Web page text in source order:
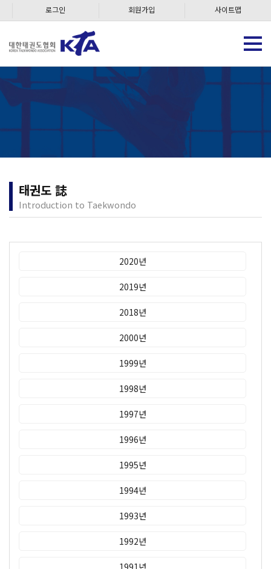
로그인 회원가입 사이트맵
태권도 誌
Introduction to Taekwondo
2020년
2019년
2018년
2000년
1999년
1998년
1997년
1996년
1995년
1994년
1993년
1992년
1991년